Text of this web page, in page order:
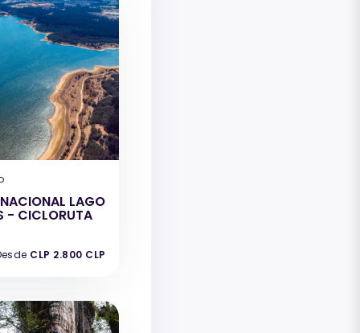
NACIONAL LAGO
- CICLORUTA
CLP 2.800 CLP